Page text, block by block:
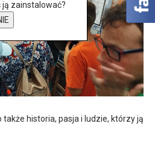
historia, pasja i ludzie, którzy ją
ją zainstalować?